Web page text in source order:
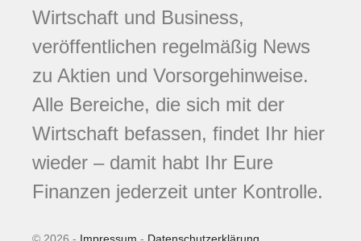
Wirtschaft und Business,
veröffentlichen regelmäßig News
zu Aktien und Vorsorgehinweise.
Alle Bereiche, die sich mit der
Wirtschaft befassen, findet Ihr hier
wieder – damit habt Ihr Eure
Finanzen jederzeit unter Kontrolle.